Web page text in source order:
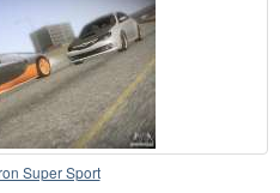
Super Sport